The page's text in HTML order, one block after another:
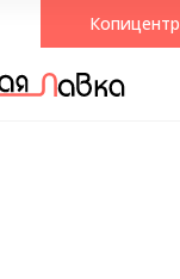
Копицентр